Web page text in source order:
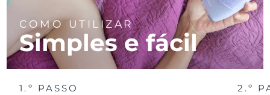
COMO UTILIZAR
Simples e fácil
1.º PASSO 2.º